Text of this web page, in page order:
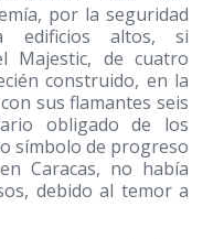
por la seguridad
edificios altos, si
Majestic, de cuatro
construido, en la
sus flamantes seis
obligado de los
símbolo de progreso
Caracas, no había
debido al temor a